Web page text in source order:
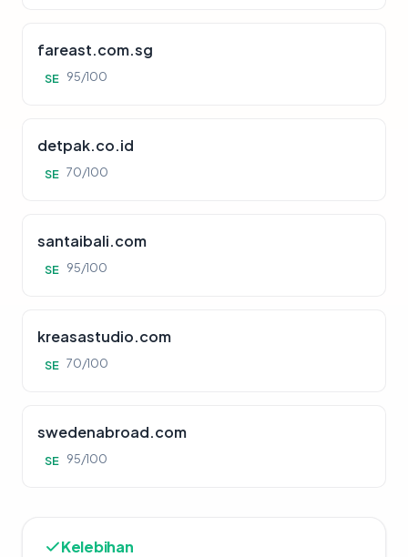
fareast.com.sg
SE 95/100
detpak.co.id
SE 70/100
santaibali.com
SE 95/100
kreasastudio.com
SE 70/100
swedenabroad.com
SE 95/100
Kelebihan